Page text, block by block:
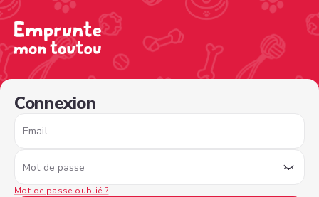
Connexion
Email
Mot de passe
Mot de passe oublié ?
/sign-in?nextPage=%2Fview-profile%2Fbd62c8b0-3fbb-